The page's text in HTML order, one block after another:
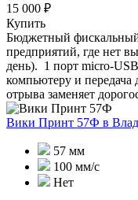
15 000 ₽
Купить
Бюджетный
предприятий, где нет
день). 1 порт micro-
компьютеру и
отрыва заменяет
Вики Принт 57Ф в
57 мм
100 мм/с
Нет